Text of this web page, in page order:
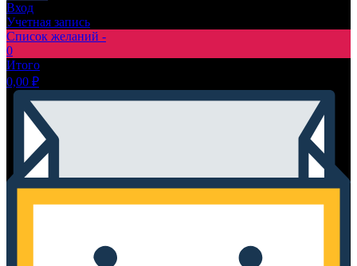
Вход
Учетная запись
Список желаний -
0
Итого
0,00 ₽